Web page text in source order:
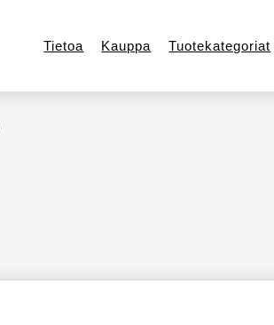
Tietoa Kauppa Tuotekategoriat